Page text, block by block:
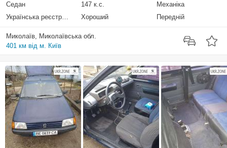
Седан
147 к.с.
Механіка
Українська реєстрація
Хороший Передній
Миколаїв, Миколаївська обл.
401 км від м. Київ